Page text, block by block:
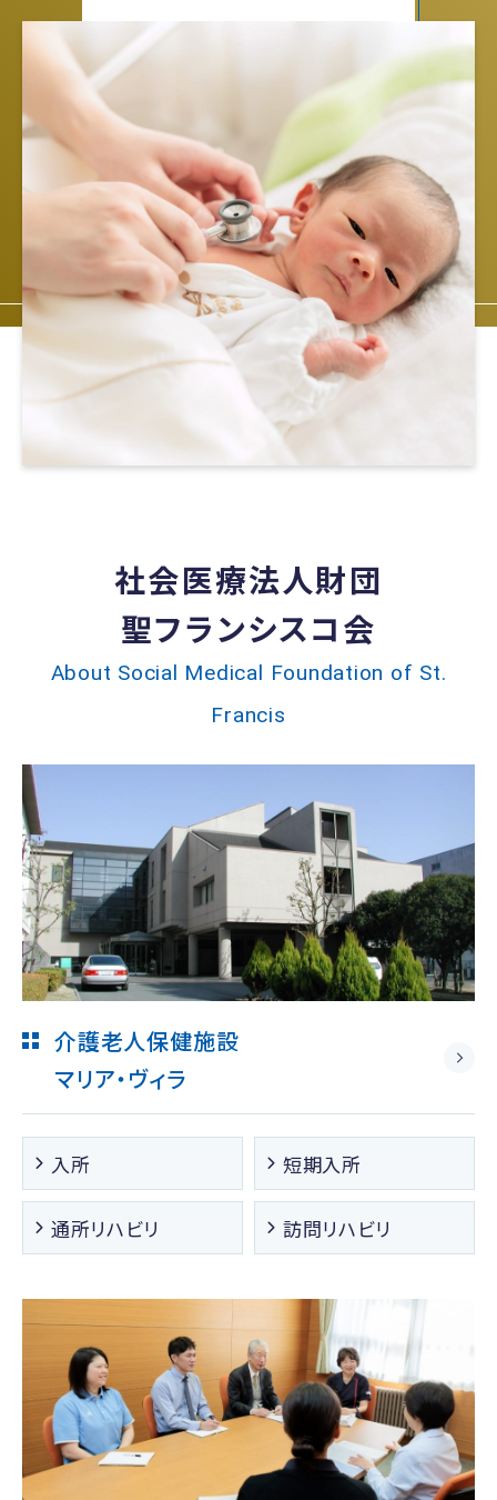
社会医療法人財団
聖フランシスコ会
About Social Medical Foundation of St.
Francis
介護老人保健施設
マリア・ヴィラ
入所 短期入所
通所リハビリ 訪問リハビリ